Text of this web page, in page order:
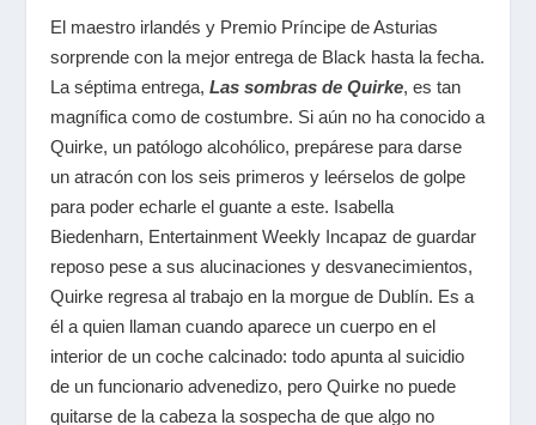
El maestro irlandés y Premio Príncipe de Asturias
sorprende con la mejor entrega de Black hasta la fecha.
La séptima entrega,Las sombras de Quirke, es tan
magnífica como de costumbre. Si aún no ha conocido a
Quirke, un patólogo alcohólico, prepárese para darse
un atracón con los seis primeros y leérselos de golpe
para poder echarle el guante a este. Isabella
Biedenharn, Entertainment Weekly Incapaz de guardar
reposo pese a sus alucinaciones y desvanecimientos,
Quirke regresa al trabajo en la morgue de Dublín. Es a
él a quien llaman cuando aparece un cuerpo en el
interior de un coche calcinado: todo apunta al suicidio
de un funcionario advenedizo, pero Quirke no puede
quitarse de la cabeza la sospecha de que algo no